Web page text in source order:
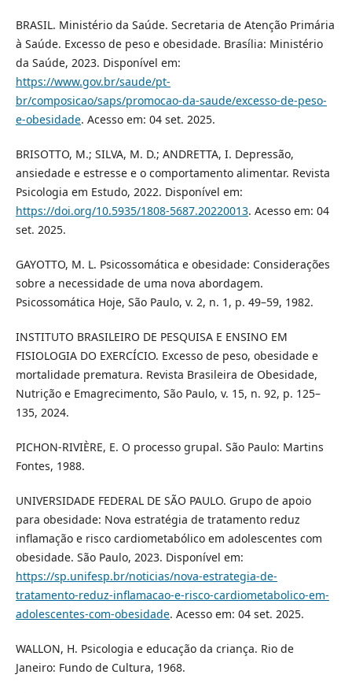
BRASIL. Ministério da Saúde. Secretaria de Atenção Primária
à Saúde. Excesso de peso e obesidade. Brasília: Ministério
da Saúde, 2023. Disponível em:
https://www.gov.br/saude/pt-
br/composicao/saps/promocao-da-saude/excesso-de-peso-
e-obesidade. Acesso em: 04 set. 2025.
BRISOTTO, M.; SILVA, M. D.; ANDRETTA, I. Depressão,
ansiedade e estresse e o comportamento alimentar. Revista
Psicologia em Estudo, 2022. Disponível em:
https://doi.org/10.5935/1808-5687.20220013. Acesso em: 04
set. 2025.
GAYOTTO, M. L. Psicossomática e obesidade: Considerações
sobre a necessidade de uma nova abordagem.
Psicossomática Hoje, São Paulo, v. 2, n. 1, p. 49–59, 1982.
INSTITUTO BRASILEIRO DE PESQUISA E ENSINO EM
FISIOLOGIA DO EXERCÍCIO. Excesso de peso, obesidade e
mortalidade prematura. Revista Brasileira de Obesidade,
Nutrição e Emagrecimento, São Paulo, v. 15, n. 92, p. 125–
135, 2024.
PICHON-RIVIÈRE, E. O processo grupal. São Paulo: Martins
Fontes, 1988.
UNIVERSIDADE FEDERAL DE SÃO PAULO. Grupo de apoio
para obesidade: Nova estratégia de tratamento reduz
inflamação e risco cardiometabólico em adolescentes com
obesidade. São Paulo, 2023. Disponível em:
https://sp.unifesp.br/noticias/nova-estrategia-de-
tratamento-reduz-inflamacao-e-risco-cardiometabolico-em-
adolescentes-com-obesidade. Acesso em: 04 set. 2025.
WALLON, H. Psicologia e educação da criança. Rio de
Janeiro: Fundo de Cultura, 1968.